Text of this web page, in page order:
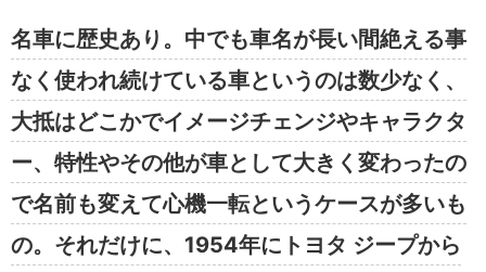
名車に歴史あり。中でも車名が長い間絶える事
なく使われ続けている車というのは数少なく、
大抵はどこかでイメージチェンジやキャラクタ
ー、特性やその他が車として大きく変わったの
で名前も変えて心機一転というケースが多いも
の。それだけに、1954年にトヨタ ジープから